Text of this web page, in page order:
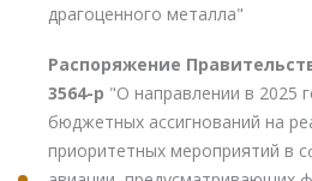
драгоценного металла"
Распоряжение
3564-р "О направлении в 2025
бюджетных ассигнований на
приоритетных мероприятий в